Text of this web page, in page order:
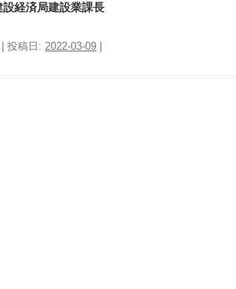
経済局建設業課長
| 投稿日: 2022-03-09